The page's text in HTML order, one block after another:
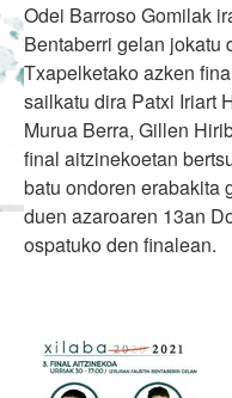
Odei Barroso Gomilak
Bentaberri gelan jokatu
Txapelketako azken
sailkatu dira Patxi Iriart
Murua Berra, Gillen
final aitzinekoetan
batu ondoren erabakita
duen azaroaren 13an
ospatuko den finalean.